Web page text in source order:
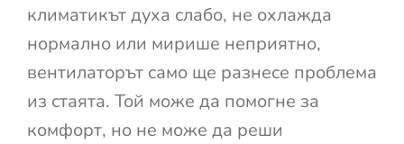
климатикът духа слабо, не охлажда
нормално или мирише неприятно,
вентилаторът само ще разнесе проблема
из стаята. Той може да помогне за
комфорт, но не може да реши